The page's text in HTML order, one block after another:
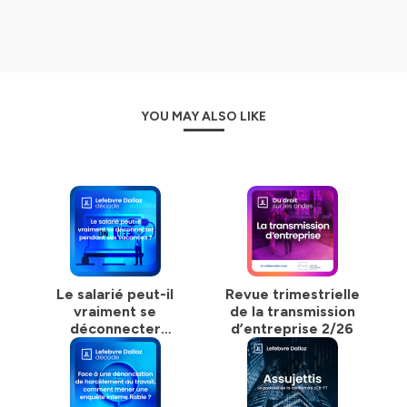
YOU MAY ALSO LIKE
Le salarié peut-il
vraiment se
déconnecter
pendant ses
vacances ?
Revue trimestrielle
de la transmission
d’entreprise 2/26